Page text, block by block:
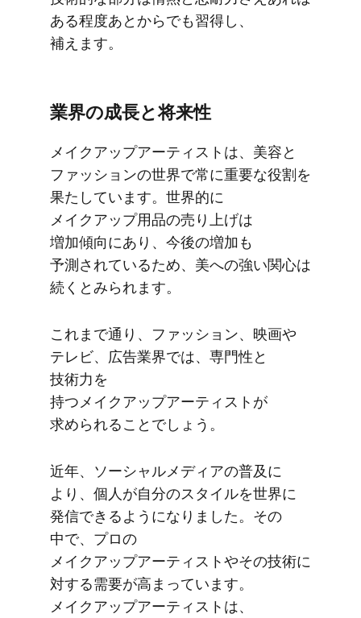
ある​程度あとから​でも​習得し、​
補えます。
業界の​成長と​将来性
メイクアップアーティストは、​美容と​
ファッションの​世界で​常に​重要な​役割を​
果たしています。​世界的に​
メイクアップ用品の​売り上げは​
増加傾向に​あり、​今後の​増加も​
予測されている​ため、​美への​強い​関心は​
続くとみられます。
これまで​通り、​ファッション、​映画や​
テレビ、​広告業界では、​専門性と​
技術力を​
持つメイクアップアーティストが​
求められる​ことでしょう。
近年、​ソーシャルメディアの​普及に​
より、​個人が​自分の​スタイルを​世界に​
発信できるようになりました。​その​
中で、​プロの​
メイクアップアーティストや​その​技術に​
対する​需要が​高まっています。​
メイクアップアーティストは、​